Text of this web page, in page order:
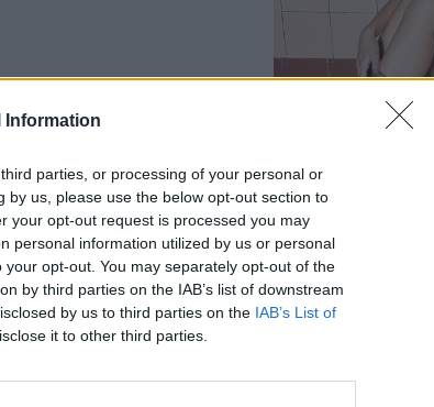
Information
parties, or processing of your personal or
us, please use the below opt-out section to
your opt-out request is processed you may
personal information utilized by us or personal
opt-out. You may separately opt-out of the
by third parties on the IAB’s list of downstream
by us to third parties on the IAB’s List of
it to other third parties.
nicht, könnte aber
Werk „Paris by Paris“